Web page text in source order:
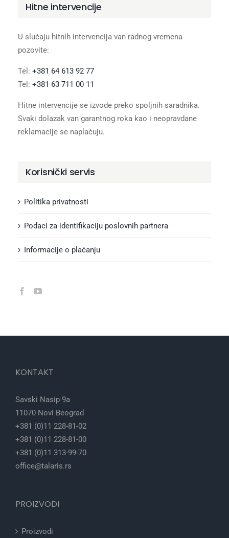
Hitne intervencije
U slučaju hitnih intervencija van radnog vremena
pozovite:
Tel: +381 64 613 92 77
Tel: +381 63 711 00 11
Hitne intervencije se izvode preko spoljnih saradnika.
Svaki dolazak van garantnog roka kao i neopravdane
reklamacije se naplaćuju.
Korisnički servis
Politika privatnosti
Podaci za identifikaciju poslovnih partnera
Informacije o plaćanju
KONTAKT
Savski Nasip 9a
11070 Novi Beograd
+381 (0)11 228-81-02
+381 (0)11 228-81-00
+381 (0)11 313-99-70
office@talaris.rs
PROIZVODI
Proizvodi